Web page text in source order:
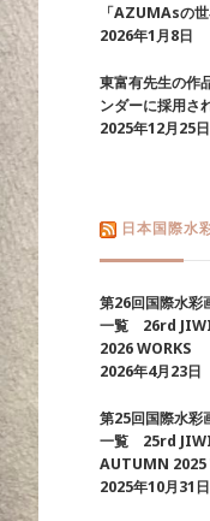
「AZUMAsの
2026年1月8日
東富有先生の作
ンダーに採用さ
2025年12月25日
日本国際水
第26回国際水彩
一覧 26rd
2026 WORKS
2026年4月23日
第25回国際水彩
一覧 25rd
AUTUMN 2025
2025年10月31日